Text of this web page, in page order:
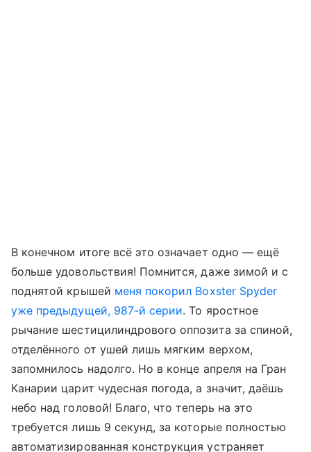
В конечном итоге всё это означает одно — ещё
больше удовольствия! Помнится, даже зимой и с
поднятой крышей меня покорил Boxster Spyder
уже предыдущей, 987-й серии. То яростное
рычание шестицилиндрового оппозита за спиной,
отделённого от ушей лишь мягким верхом,
запомнилось надолго. Но в конце апреля на Гран
Канарии царит чудесная погода, а значит, даёшь
небо над головой! Благо, что теперь на это
требуется лишь 9 секунд, за которые полностью
автоматизированная конструкция устраняет